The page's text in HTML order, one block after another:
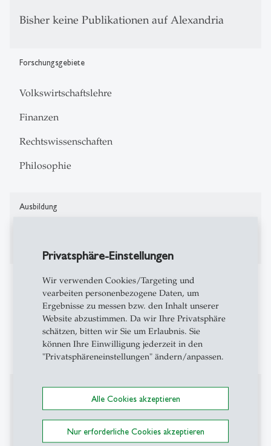
Privatsphäre-Einstellungen
Wir verwenden Cookies/Targeting und
vearbeiten personenbezogene Daten, um
Ergebnisse zu messen bzw. den Inhalt unserer
Website abzustimmen. Da wir Ihre Privatsphäre
schätzen, bitten wir Sie um Erlaubnis. Sie
können Ihre Einwilligung jederzeit in den
"Privatsphäreneinstellungen" ändern/anpassen.
Alle Cookies akzeptieren
Nur erforderliche Cookies akzeptieren
Bisher keine Publikationen auf Alexandria
Forschungsgebiete
Volkswirtschaftslehre
Finanzen
Rechtswissenschaften
Philosophie
Ausbildung
Projekte
Elite Quality Index 2025
Philosophy Club St. Gallen (President 2024 / Co-
President 2025
Auszeichnungen